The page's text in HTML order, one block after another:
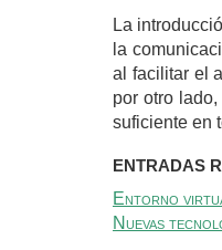
La
la
al facilitar el
por otro
suficiente en
ENTRADAS
Entorno
Nuevas